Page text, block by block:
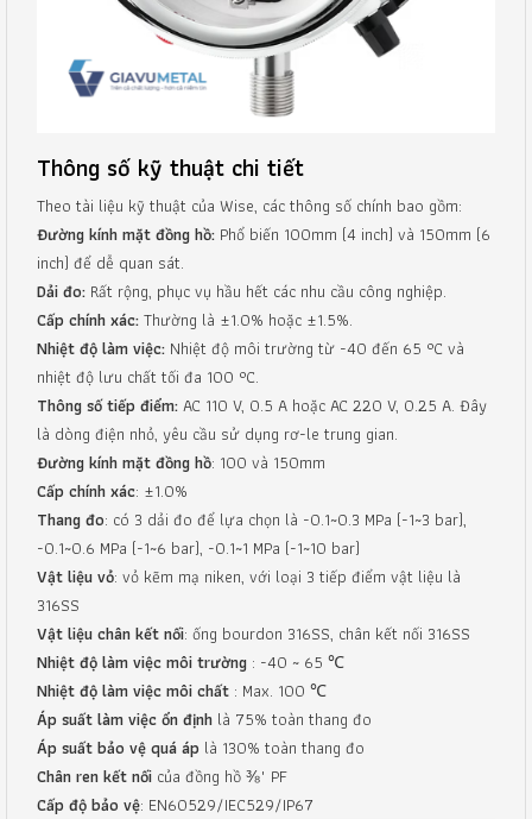
Thông số kỹ thuật chi tiết
Theo tài liệu kỹ thuật của Wise, các thông số chính bao gồm:
Đường kính mặt đồng hồ: Phổ biến 100mm (4 inch) và 150mm (6
inch) để dễ quan sát.
Dải đo: Rất rộng, phục vụ hầu hết các nhu cầu công nghiệp.
Cấp chính xác:Thường là ±1.0% hoặc ±1.5%.
Nhiệt độ làm việc: Nhiệt độ môi trường từ -40 đến 65 °C và
nhiệt độ lưu chất tối đa 100 °C.
Thông số tiếp điểm:AC 110 V, 0.5 A hoặc AC 220 V, 0.25 A. Đây
là dòng điện nhỏ, yêu cầu sử dụng rơ-le trung gian.
Đường kính mặt đồng hồ: 100 và 150mm
Cấp chính xác: ±1.0%
Thang đo: có 3 dải đo để lựa chọn là -0.1~0.3 MPa (-1~3 bar),
-0.1~0.6 MPa (-1~6 bar), -0.1~1 MPa (-1~10 bar)
Vật liệu vỏ: vỏ kẽm mạ niken, với loại 3 tiếp điểm vật liệu là
316SS
Vật liệu chân kết nối: ống bourdon 316SS, chân kết nối 316SS
Nhiệt độ làm việc môi trường : -40 ~ 65 ℃
Nhiệt độ làm việc môi chất : Max. 100 ℃
Áp suất làm việc ổn định là 75% toàn thang đo
Áp suất bảo vệ quá áp là 130% toàn thang đo
Chân ren kết nối của đồng hồ ⅜" PF
Cấp độ bảo vệ: EN60529/IEC529/IP67